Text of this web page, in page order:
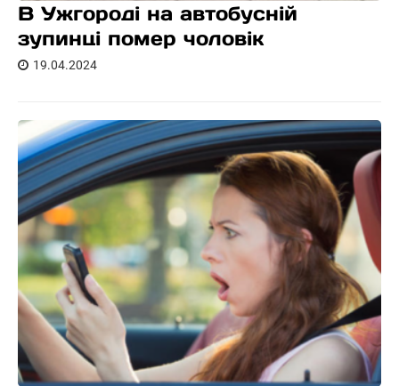
В Ужгороді на автобусній
зупинці помер чоловік
19.04.2024